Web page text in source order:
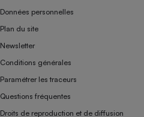
Données personnelles
Plan du site
Newsletter
Conditions générales
Paramétrer les traceurs
Questions fréquentes
Droits de reproduction et de diffusion